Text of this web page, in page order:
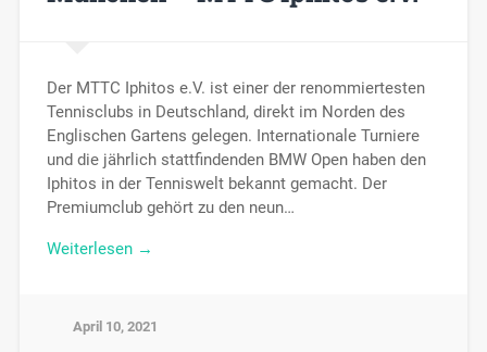
Der MTTC Iphitos e.V. ist einer der renommiertesten
Tennisclubs in Deutschland, direkt im Norden des
Englischen Gartens gelegen. Internationale Turniere
und die jährlich stattfindenden BMW Open haben den
Iphitos in der Tenniswelt bekannt gemacht. Der
Premiumclub gehört zu den neun…
Weiterlesen →
April 10, 2021